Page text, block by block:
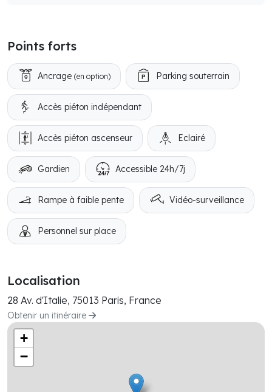
Points forts
Ancrage (en option) Parking souterrain
Accès piéton indépendant
Accès piéton ascenseur Eclairé
Gardien Accessible 24h/7j
Rampe à faible pente Vidéo-surveillance
Personnel sur place
Localisation
28 Av. d'Italie, 75013 Paris, France
Obtenir un itinéraire
+
−